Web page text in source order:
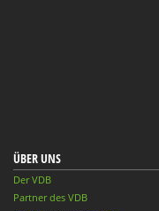
ÜBER UNS
Der VDB
Partner des VDB